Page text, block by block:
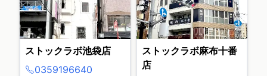
ストックラボ池袋店
0359196640
ストックラボ麻布十番
店